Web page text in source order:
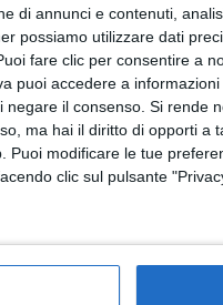
di annunci e contenuti,
possiamo utilizzare dati
fare clic per consentire a
puoi accedere a
il consenso. Si rende
ma hai il diritto di opporti a
Puoi modificare le tue
clic sul pulsante
VIDEO2 MINUTI
Quercia 2026:
novità
SOCIAL
Vicari ed